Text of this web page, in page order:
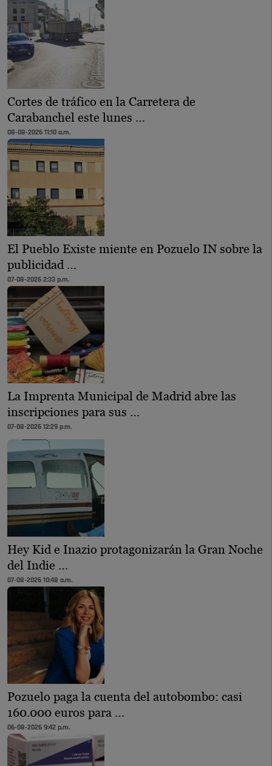
Cortes de tráfico en la Carretera de
Carabanchel este lunes …
08-08-2026 11:10 a.m.
El Pueblo Existe miente en Pozuelo IN sobre la
publicidad …
07-08-2026 2:33 p.m.
La Imprenta Municipal de Madrid abre las
inscripciones para sus …
07-08-2026 12:29 p.m.
Hey Kid e Inazio protagonizarán la Gran Noche
del Indie …
07-08-2026 10:48 a.m.
Pozuelo paga la cuenta del autobombo: casi
160.000 euros para …
06-08-2026 9:42 p.m.